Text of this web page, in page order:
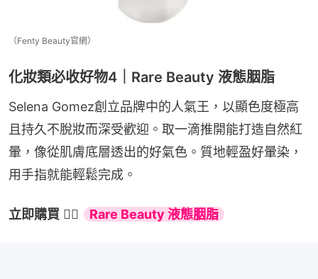
（Fenty Beauty官網）
化妝類必收好物4｜Rare Beauty 液態胭脂
Selena Gomez創立品牌中的人氣王，以顯色度極高
且持久不脫妝而深受歡迎。取一滴推開能打造自然紅
暈，像從肌膚底層透出的好氣色。質地輕盈好暈染，
用手指就能輕鬆完成。
立即購買 👉🏻 Rare Beauty 液態胭脂